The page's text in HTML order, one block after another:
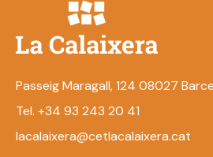
Passeig Maragall, 124 08027
Tel. +34 93 243 20 41
lacalaixera@cetlacalaixera.cat